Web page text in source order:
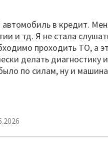
в кредит.
и тд. Я не стала
проходить ТО, а
делать диагностику
по силам, ну и